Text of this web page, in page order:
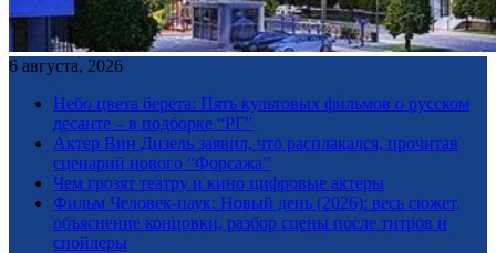
6 августа, 2026
Небо цвета берета: Пять культовых фильмов о русском
десанте – в подборке “РГ”
Актер Вин Дизель заявил, что расплакался, прочитав
сценарий нового “Форсажа”
Чем грозят театру и кино цифровые актеры
Фильм Человек-паук: Новый день (2026): весь сюжет,
объяснение концовки, разбор сцены после титров и
спойлеры